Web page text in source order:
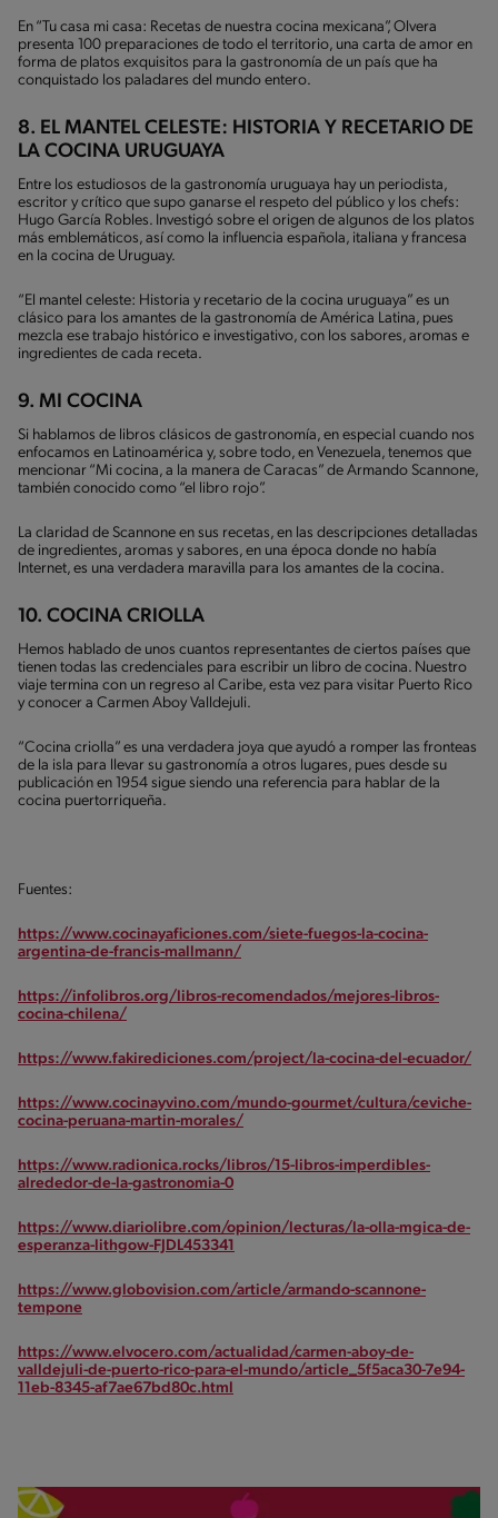
En “Tu casa mi casa: Recetas de nuestra cocina mexicana”, Olvera
presenta 100 preparaciones de todo el territorio, una carta de amor en
forma de platos exquisitos para la gastronomía de un país que ha
conquistado los paladares del mundo entero.
8. EL MANTEL CELESTE: HISTORIA Y RECETARIO DE
LA COCINA URUGUAYA
Entre los estudiosos de la gastronomía uruguaya hay un periodista,
escritor y crítico que supo ganarse el respeto del público y los chefs:
Hugo García Robles. Investigó sobre el origen de algunos de los platos
más emblemáticos, así como la influencia española, italiana y francesa
en la cocina de Uruguay.
“El mantel celeste: Historia y recetario de la cocina uruguaya” es un
clásico para los amantes de la gastronomía de América Latina, pues
mezcla ese trabajo histórico e investigativo, con los sabores, aromas e
ingredientes de cada receta.
9. MI COCINA
Si hablamos de libros clásicos de gastronomía, en especial cuando nos
enfocamos en Latinoamérica y, sobre todo, en Venezuela, tenemos que
mencionar “Mi cocina, a la manera de Caracas” de Armando Scannone,
también conocido como “el libro rojo”.
La claridad de Scannone en sus recetas, en las descripciones detalladas
de ingredientes, aromas y sabores, en una época donde no había
Internet, es una verdadera maravilla para los amantes de la cocina.
10. COCINA CRIOLLA
Hemos hablado de unos cuantos representantes de ciertos países que
tienen todas las credenciales para escribir un libro de cocina. Nuestro
viaje termina con un regreso al Caribe, esta vez para visitar Puerto Rico
y conocer a Carmen Aboy Valldejuli.
“Cocina criolla” es una verdadera joya que ayudó a romper las fronteas
de la isla para llevar su gastronomía a otros lugares, pues desde su
publicación en 1954 sigue siendo una referencia para hablar de la
cocina puertorriqueña.
Fuentes:
https://www.cocinayaficiones.com/siete-fuegos-la-cocina-
argentina-de-francis-mallmann/
https://infolibros.org/libros-recomendados/mejores-libros-
cocina-chilena/
https://www.fakirediciones.com/project/la-cocina-del-ecuador/
https://www.cocinayvino.com/mundo-gourmet/cultura/ceviche-
cocina-peruana-martin-morales/
https://www.radionica.rocks/libros/15-libros-imperdibles-
alrededor-de-la-gastronomia-0
https://www.diariolibre.com/opinion/lecturas/la-olla-mgica-de-
esperanza-lithgow-FJDL453341
https://www.globovision.com/article/armando-scannone-
tempone
https://www.elvocero.com/actualidad/carmen-aboy-de-
valldejuli-de-puerto-rico-para-el-mundo/article_5f5aca30-7e94-
11eb-8345-af7ae67bd80c.html